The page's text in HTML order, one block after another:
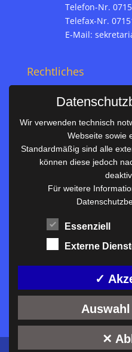
Telefon-Nr.
Telefax-Nr.
E-Mail:
Rechtliches
Datenschutz
Nützliches
Vertretungsplan
Unterrichtszeiten
Downloadbereich
Terminkalender
Termine AKTUELL
Wir verwenden technisch
Webseite sowie
Standardmäßig sind alle
können diese jedoch
Für weitere
Essenziell
Externe
✓
✕